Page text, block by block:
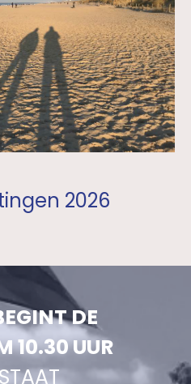
2026
DE
10.30 UUR